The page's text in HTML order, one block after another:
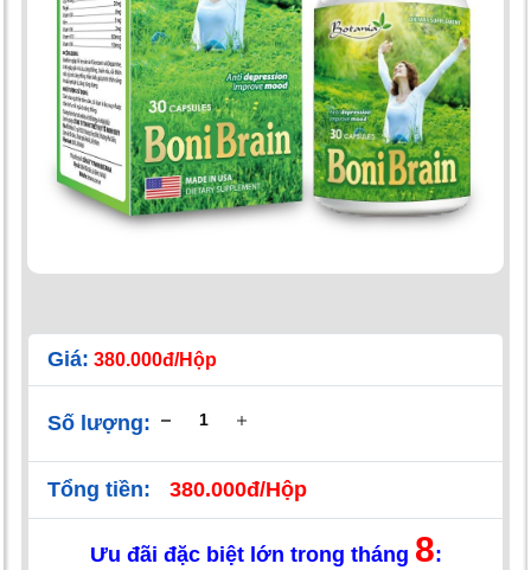
Giá: 380.000đ/Hộp
Số lượng:
Tổng tiền: 380.000đ/Hộp
Ưu đãi đặc biệt lớn trong tháng 8: